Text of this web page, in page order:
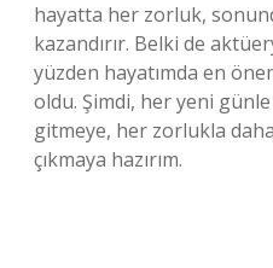
hayatta her zorluk,
kazandırır. Belki de
yüzden hayatımda en
oldu. Şimdi, her yeni
gitmeye, her zorlukla
çıkmaya hazırım.